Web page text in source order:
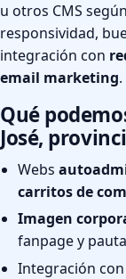
u otros CMS
responsividad,
integración con
email marketing.
Qué
José,
Webs
carritos de
Imagen
fanpage y
Integración con